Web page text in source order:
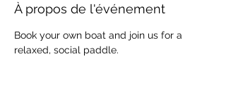
À propos de l'événement
Book your own boat and join us for a
relaxed, social paddle.